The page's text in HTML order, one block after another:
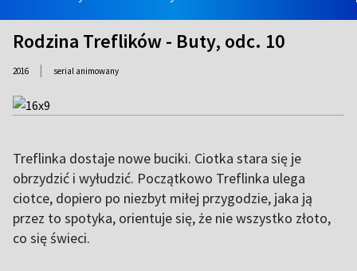
Rodzina Treflików - Buty, odc. 10
2016 | serial animowany
Treflinka dostaje nowe buciki. Ciotka stara się je
obrzydzić i wyłudzić. Początkowo Treflinka ulega
ciotce, dopiero po niezbyt miłej przygodzie, jaka ją
przez to spotyka, orientuje się, że nie wszystko złoto,
co się świeci.